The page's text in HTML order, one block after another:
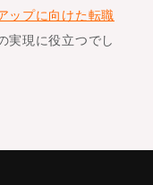
ップに向けた転職
実現に役立つでし